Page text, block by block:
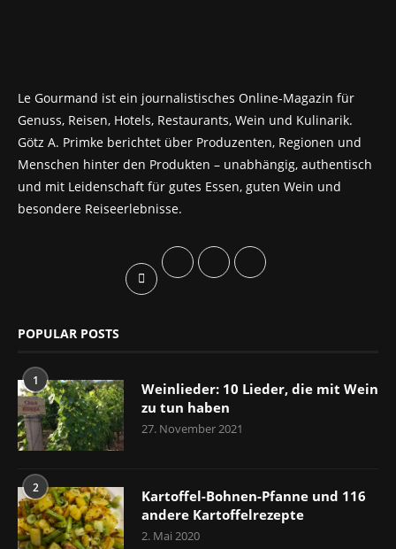
Le Gourmand ist ein journalistisches Online-Magazin für
Genuss, Reisen, Hotels, Restaurants, Wein und Kulinarik.
Götz A. Primke berichtet über Produzenten, Regionen und
Menschen hinter den Produkten – unabhängig, authentisch
und mit Leidenschaft für gutes Essen, guten Wein und
besondere Reiseerlebnisse.
POPULAR POSTS
1
Weinlieder: 10 Lieder, die mit Wein
zu tun haben
27. November 2021
2
Kartoffel-Bohnen-Pfanne und 116
andere Kartoffelrezepte
2. Mai 2020